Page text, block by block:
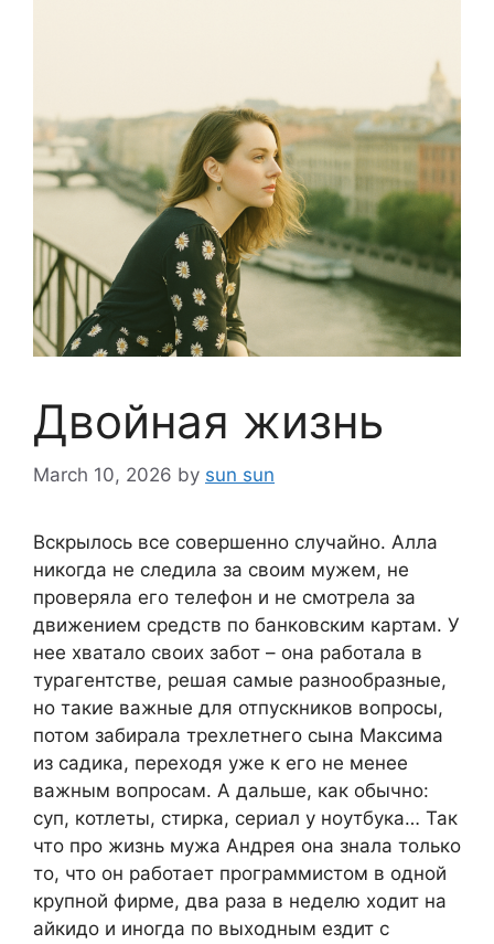
Двойная жизнь
March 10, 2026 by sun sun
Вскрылось все совершенно случайно. Алла
никогда не следила за своим мужем, не
проверяла его телефон и не смотрела за
движением средств по банковским картам. У
нее хватало своих забот – она работала в
турагентстве, решая самые разнообразные,
но такие важные для отпускников вопросы,
потом забирала трехлетнего сына Максима
из садика, переходя уже к его не менее
важным вопросам. А дальше, как обычно:
суп, котлеты, стирка, сериал у ноутбука… Так
что про жизнь мужа Андрея она знала только
то, что он работает программистом в одной
крупной фирме, два раза в неделю ходит на
айкидо и иногда по выходным ездит с